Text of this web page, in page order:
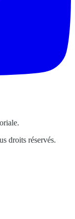
droits réservés.